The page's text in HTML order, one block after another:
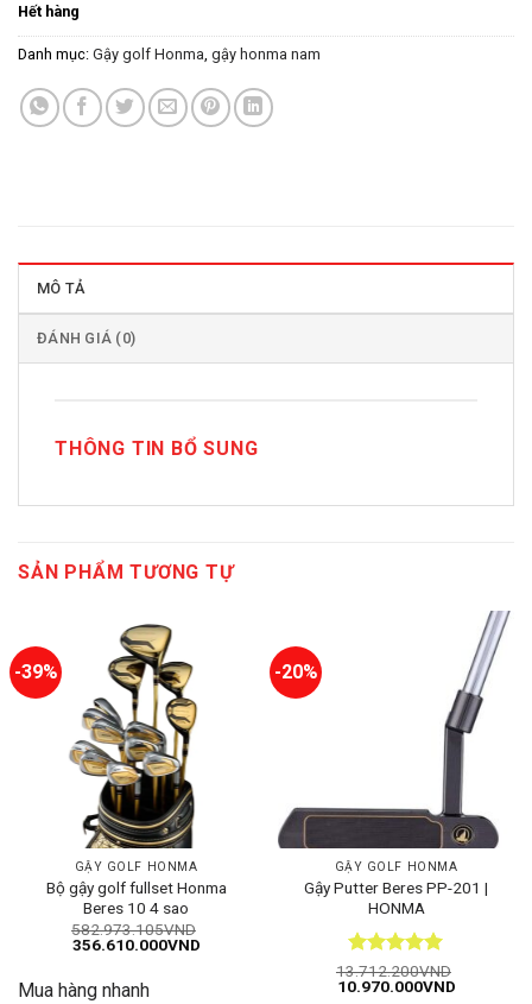
là:
117.250.000VND.
tại
Hết hàng
Danh mục: Gậy golf Honma, gậy honma nam
MÔ TẢ
ĐÁNH GIÁ (0)
THÔNG TIN BỔ SUNG
SẢN PHẨM TƯƠNG TỰ
-39%
GẬY GOLF HONMA
Bộ gậy golf fullset Honma
Beres 10 4 sao
582.973.105VND
Giá
582.973.105VND.
356.610.000VNDGiá
Mua hàng nhanh
-20%
GẬY GOLF HONMA
Gậy Putter Beres PP-201 |
HONMA
Được xếp
hạng55
13.712.200VND
Giá
10.970.000VNDGiá